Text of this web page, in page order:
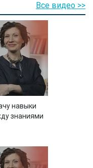
навыки
знаниями
Все видео >>